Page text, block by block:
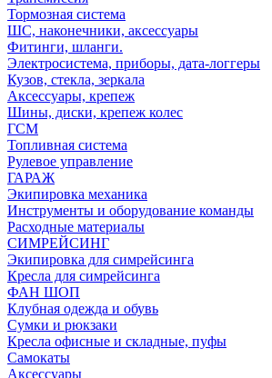
Тормозная система
ШС, наконечники, аксессуары
Фитинги, шланги.
Электросистема, приборы, дата-логгеры
Кузов, стекла, зеркала
Аксессуары, крепеж
Шины, диски, крепеж колес
ГСМ
Топливная система
Рулевое управление
ГАРАЖ
Экипировка механика
Инструменты и оборудование команды
Расходные материалы
СИМРЕЙСИНГ
Экипировка для симрейсинга
Кресла для симрейсинга
ФАН ШОП
Клубная одежда и обувь
Сумки и рюкзаки
Кресла офисные и складные, пуфы
Самокаты
Аксессуары